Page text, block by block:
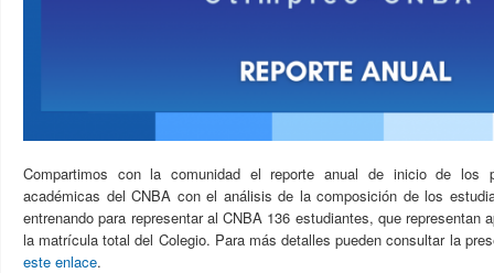
Compartimos con la comunidad el reporte anual de inicio de los
académicas del CNBA con el análisis de la composición de los
entrenando para representar al CNBA 136 estudiantes, que representan
la matrícula total del Colegio. Para más detalles pueden consultar la
este enlace.